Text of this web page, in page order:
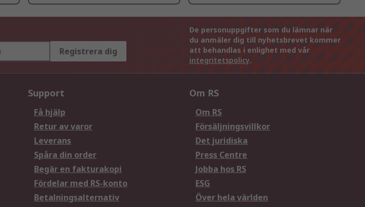
Registrera dig
De personuppgifter som du lämnar när
du anmäler dig till nyhetsbrevet kommer
att behandlas i enlighet med vår
integritetspolicy.
Support
Få hjälp
Retur av varor
Leverans
Spåra din order
Begär en fakturakopi
Fördelar med RS-konto
Betalningsalternativ
Om RS
Om RS
Försäljningsvillkor
Det juridiska
Press Centre
Jobba hos RS
ESG
Över hela världen